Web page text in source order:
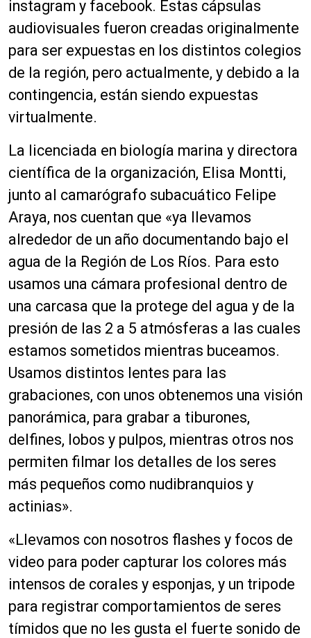
instagram y facebook. Estas cápsulas
audiovisuales fueron creadas originalmente
para ser expuestas en los distintos colegios
de la región, pero actualmente, y debido a la
contingencia, están siendo expuestas
virtualmente.
La licenciada en biología marina y directora
científica de la organización, Elisa Montti,
junto al camarógrafo subacuático Felipe
Araya, nos cuentan que «ya llevamos
alrededor de un año documentando bajo el
agua de la Región de Los Ríos. Para esto
usamos una cámara profesional dentro de
una carcasa que la protege del agua y de la
presión de las 2 a 5 atmósferas a las cuales
estamos sometidos mientras buceamos.
Usamos distintos lentes para las
grabaciones, con unos obtenemos una visión
panorámica, para grabar a tiburones,
delfines, lobos y pulpos, mientras otros nos
permiten filmar los detalles de los seres
más pequeños como nudibranquios y
actinias».
«Llevamos con nosotros flashes y focos de
video para poder capturar los colores más
intensos de corales y esponjas, y un tripode
para registrar comportamientos de seres
tímidos que no les gusta el fuerte sonido de